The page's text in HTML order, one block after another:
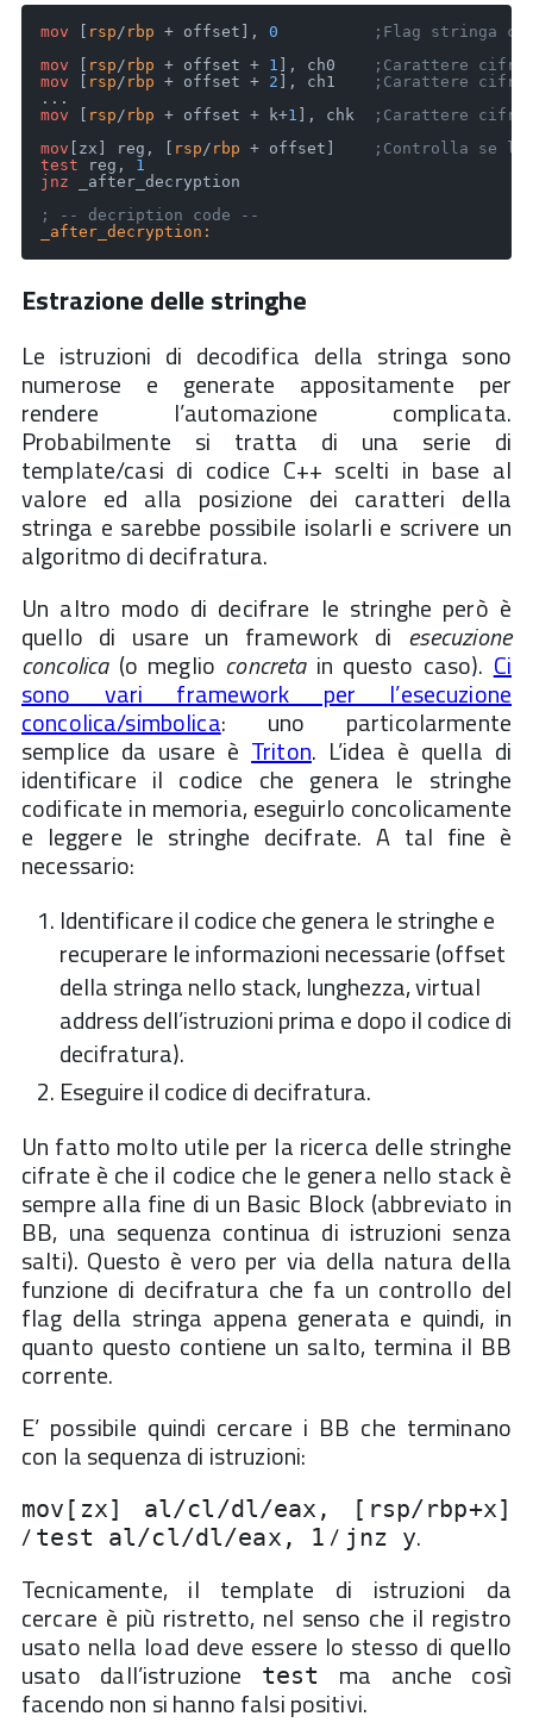
mov rsp / rbp + offset], 0
;Flag stringa
mov
rsp / rbp + offset + 1 ], ch0
;Carattere
mov
rsp / rbp + offset + 2 ], ch1
;Carattere
mov
rsp / rbp + offset + k+1 ], chk
;Carattere
mov [zx] reg, [ rsp / rbp + offset]
;Controlla se
test reg, 1
jnz _after_decryption
; -- decription code --
_after_decryption:
Estrazione delle stringhe
Le istruzioni di decodifica della stringa sono
numerose e generate appositamente per
rendere l’automazione complicata.
Probabilmente si tratta di una serie di
template/casi di codice C++ scelti in base al
valore ed alla posizione dei caratteri della
stringa e sarebbe possibile isolarli e scrivere un
algoritmo di decifratura.
Un altro modo di decifrare le stringhe però è
quello di usare un framework di esecuzione
concolica(o meglio concretain questo caso). Ci
sono vari framework per l’esecuzione
concolica/simbolica: uno particolarmente
semplice da usare è Triton. L’idea è quella di
identificare il codice che genera le stringhe
codificate in memoria, eseguirlo concolicamente
e leggere le stringhe decifrate. A tal fine è
necessario:
Identificare il codice che genera le stringhe e
recuperare le informazioni necessarie (offset
della stringa nello stack, lunghezza, virtual
address dell’istruzioni prima e dopo il codice di
decifratura).
Eseguire il codice di decifratura.
Un fatto molto utile per la ricerca delle stringhe
cifrate è che il codice che le genera nello stack è
sempre alla fine di un Basic Block (abbreviato in
BB, una sequenza continua di istruzioni senza
salti). Questo è vero per via della natura della
funzione di decifratura che fa un controllo del
flag della stringa appena generata e quindi, in
quanto questo contiene un salto, termina il BB
corrente.
E’ possibile quindi cercare i BB che terminano
con la sequenza di istruzioni:
mov[zx] al/cl/dl/eax, [rsp/rbp+x]
/ test al/cl/dl/eax, 1 / jnz y.
Tecnicamente, il template di istruzioni da
cercare è più ristretto, nel senso che il registro
usato nella load deve essere lo stesso di quello
usato dall’istruzione test ma anche così
facendo non si hanno falsi positivi.